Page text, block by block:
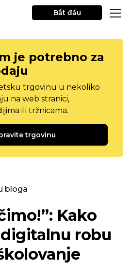
Bắt đầu
je potrebno za
trgovinu u nekoliko
na web stranici,
ili tržnicama.
trgovinu
bloga
Kako
robu